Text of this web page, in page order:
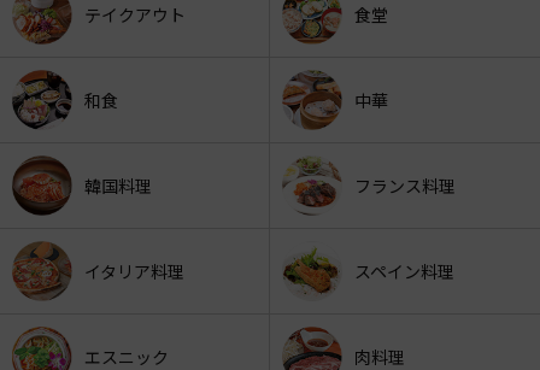
テイクアウト 食堂
和食 中華
韓国料理 フランス料理
イタリア料理 スペイン料理
エスニック 肉料理